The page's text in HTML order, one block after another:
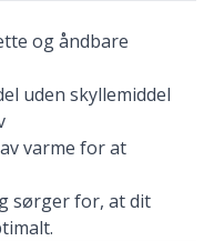
ogåndbare
uden skyllemiddel
varme forat
sørgerfor, atdit